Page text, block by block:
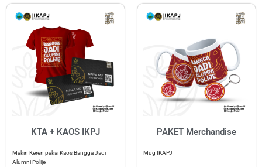
KTA + KAOS IKPJ
Makin Keren pakai Kaos Bangga Jadi
Alumni Polije
PAKET Merchandise
Mug IKAPJ